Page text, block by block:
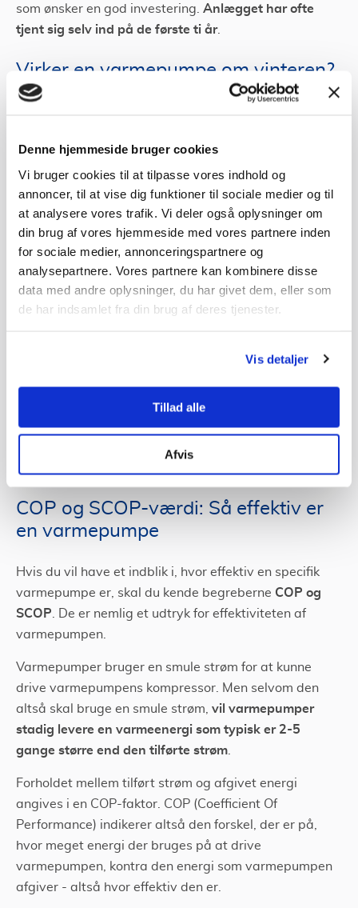
Denne hjemmeside bruger cookies
Vi bruger cookies til at tilpasse vores indhold og
annoncer, til at vise dig funktioner til sociale medier og til
at analysere vores trafik. Vi deler også oplysninger om
din brug af vores hjemmeside med vores partnere inden
for sociale medier, annonceringspartnere og
analysepartnere. Vores partnere kan kombinere disse
data med andre oplysninger, du har givet dem, eller som
de har indsamlet fra din brug af deres tjenester.
Vis detaljer
Tillad alle
Afvis
som ønsker en god investering. Anlægget har ofte
tjent sig selv ind på de første ti år.
Virker en varmepumpe om vinteren?
varmepumper bruger luft til opvarmning; hvordan kan
den så danne varme i de kolde måneder, hvor luften er
kold?
Først og fremmest er det vigtigt at huske på, at bare
fordi det er koldt, betyder det ikke, at der ikke er noget
varme i luften eller jorden, som varmepumpen kan
bruge. Så selvom du måske fryser ad pommern til, kan
din varmepumpe altså stadig sagtens fungere og
Det skyldes bl.a. den teknologi, der ligger bag
varmepumper. For den kølevæske, der bruges i
varmepumper, kan absorbere varme ved helt ekstremt
lave temperaturer (ned til -20 grader), og derfor kan
varmepumper altså stadig sagtens bruges om
COP og SCOP-værdi: Så effektiv er
en varmepumpe
Hvis du vil have et indblik i, hvor effektiv en specifik
varmepumpe er, skal du kende begreberne COP og
SCOP. De er nemlig et udtryk for effektiviteten af
varmepumpen.
Varmepumper bruger en smule strøm for at kunne
drive varmepumpens kompressor. Men selvom den
altså skal bruge en smule strøm, vil varmepumper
stadig levere en varmeenergi som typisk er 2-5
gange større end den tilførte strøm.
Forholdet mellem tilført strøm og afgivet energi
angives i en COP-faktor. COP (Coefficient Of
Performance) indikerer altså den forskel, der er på,
hvor meget energi der bruges på at drive
varmepumpen, kontra den energi som varmepumpen
afgiver - altså hvor effektiv den er.